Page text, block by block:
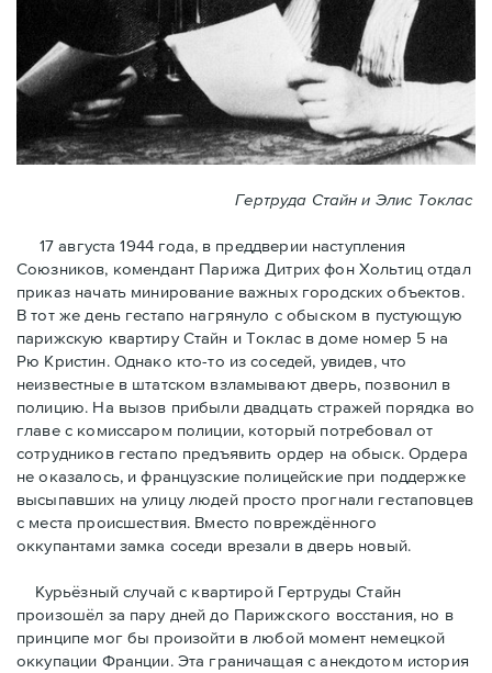
Гертруда Стайн и Элис Токлас
17 августа 1944 года, в преддверии наступления
Союзников, комендант Парижа Дитрих фон Хольтиц отдал
приказ начать минирование важных городских объектов.
В тот же день гестапо нагрянуло с обыском в пустующую
парижскую квартиру Стайн и Токлaс в домe номер 5 на
Рю Кристин. Однако кто-то из соседей, увидев, что
неизвестные в штатском взламывают дверь, позвонил в
полицию. На вызов прибыли двадцать стражей порядка во
главе с комиссаром полиции, который потребовал от
сотрудников гестапо предъявить ордер на обыск. Ордера
не оказалось, и французские полицейские при поддержке
высыпавших на улицу людей просто прогнали гестаповцев
с места происшествия. Вместо повреждённого
оккупантами замка соседи врезали в дверь новый.
Курьёзный случай с квартирой Гертруды Стайн
произошёл за пару дней до Парижского восстания, но в
принципe мог бы произойти в любой момент немецкой
оккупации Франции. Эта граничащая с анекдотом история